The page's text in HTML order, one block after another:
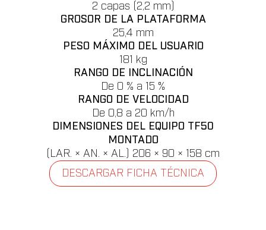
2 capas (2,2 mm)
GROSOR DE LA PLATAFORMA
25,4 mm
PESO MÁXIMO DEL USUARIO
181 kg
RANGO DE INCLINACIÓN
De 0 % a 15 %
RANGO DE VELOCIDAD
De 0,8 a 20 km/h
DIMENSIONES DEL EQUIPO TF50
MONTADO
(LAR. × AN. × AL.) 206 × 90 × 158 cm
DESCARGAR FICHA TÉCNICA